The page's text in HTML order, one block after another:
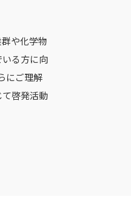
や化学物
る方に向
にご理解
啓発活動